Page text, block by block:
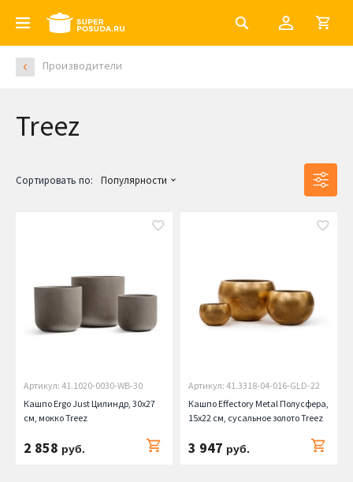
Производители
Treez
Сортировать по: Популярности
Артикул: 41.1020-0030-WB-30
Кашпо Ergo Just Цилиндр, 30х27
см, мокко Treez
2 858 руб.
Артикул: 41.3318-04-016-GLD-22
Кашпо Effectory Metal Полусфера,
15х22 см, сусальное золото Treez
3 947 руб.